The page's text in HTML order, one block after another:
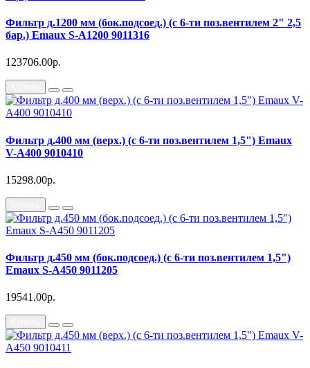
Фильтр д.1200 мм (бок.подсоед.) (с 6-ти поз.вентилем 2" 2,5
бар.) Emaux S-A1200 9011316
123706.00р.
Фильтр д.400 мм (верх.) (с 6-ти поз.вентилем 1,5") Emaux
V-A400 9010410
15298.00р.
Фильтр д.450 мм (бок.подсоед.) (с 6-ти поз.вентилем 1,5")
Emaux S-A450 9011205
19541.00р.